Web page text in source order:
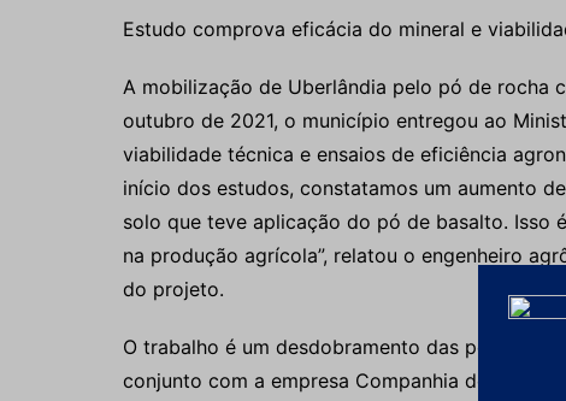
Estudo comprova eficácia do mineral e
A mobilização de Uberlândia pelo pó de rocha
outubro de 2021, o município entregou ao
viabilidade técnica e ensaios de eficiência
início dos estudos, constatamos um aumento
solo que teve aplicação do pó de basalto. Isso
na produção agrícola”, relatou o engenheiro
do projeto.
O trabalho é um desdobramento das pesquisas
conjunto com a empresa Companhia de